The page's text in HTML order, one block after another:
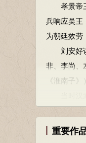
孝景帝三
兵响应吴王
为朝廷效劳
刘安好读
非、李尚、
《淮南子》
当时汉武
往往为汉
说政治及方
重要作